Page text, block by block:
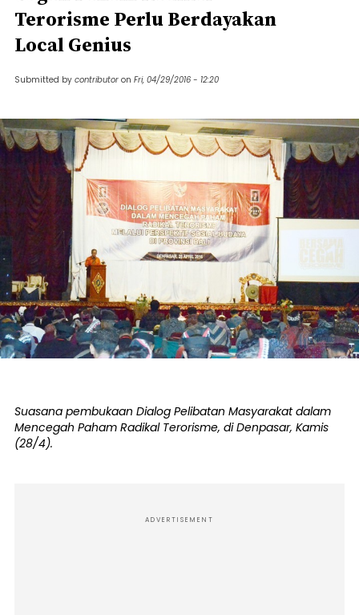
Terorisme Perlu Berdayakan
Local Genius
Submitted by contributor on Fri, 04/29/2016 - 12:20
Suasana pembukaan Dialog Pelibatan Masyarakat dalam
Mencegah Paham Radikal Terorisme, di Denpasar, Kamis
(28/4).
ADVERTISEMENT